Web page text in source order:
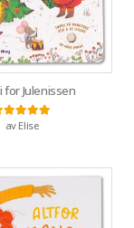
for Julenissen
5
av Elise